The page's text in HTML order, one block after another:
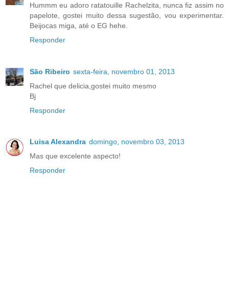
Hummm eu adoro ratatouille Rachelzita, nunca fiz assim no
papelote, gostei muito dessa sugestão, vou experimentar.
Beijocas miga, até o EG hehe.
Responder
São Ribeiro sexta-feira, novembro 01, 2013
Rachel que delicia,gostei muito mesmo
Bj
Responder
Luisa Alexandra domingo, novembro 03, 2013
Mas que excelente aspecto!
Responder